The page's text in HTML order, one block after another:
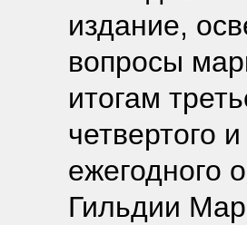
издание,
вопросы
итогам
четвертого
ежегодного
Гильдии